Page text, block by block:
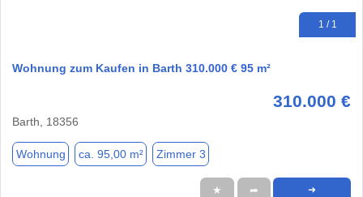
1 / 1
Wohnung zum Kaufen in Barth 310.000 € 95 m²
310.000 €
Barth, 18356
Wohnung ca. 95,00 m² Zimmer 3
★ ➦ ➜